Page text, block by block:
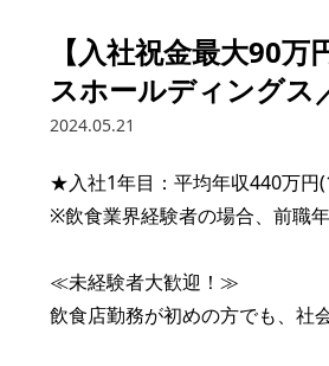
【入社祝金最大90
スホールディングス
2024.05.21
★入社1年目：平均年収440万円
※飲食業界経験者の場合、前職
≪未経験者大歓迎！≫
飲食店勤務が初めの方でも、社